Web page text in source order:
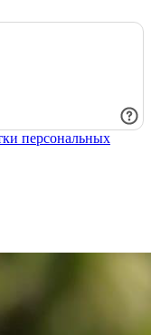
персональных